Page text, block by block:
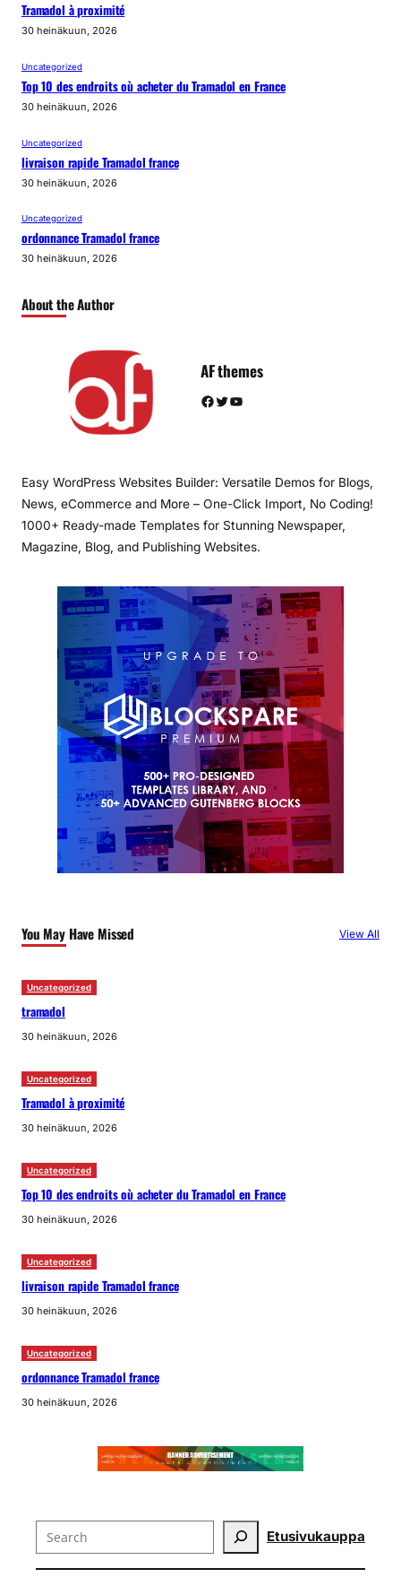
Tramadol à proximité
30 heinäkuun, 2026
Uncategorized
Top 10 des endroits où acheter du Tramadol en France
30 heinäkuun, 2026
Uncategorized
livraison rapide Tramadol france
30 heinäkuun, 2026
Uncategorized
ordonnance Tramadol france
30 heinäkuun, 2026
About the Author
AF themes
Facebook Twitter YouTube
Easy WordPress Websites Builder: Versatile Demos for Blogs,
News, eCommerce and More – One-Click Import, No Coding!
1000+ Ready-made Templates for Stunning Newspaper,
Magazine, Blog, and Publishing Websites.
You May Have Missed View All
Uncategorized
tramadol
30 heinäkuun, 2026
Uncategorized
Tramadol à proximité
30 heinäkuun, 2026
Uncategorized
Top 10 des endroits où acheter du Tramadol en France
30 heinäkuun, 2026
Uncategorized
livraison rapide Tramadol france
30 heinäkuun, 2026
Uncategorized
ordonnance Tramadol france
30 heinäkuun, 2026
Search Etusivukauppa